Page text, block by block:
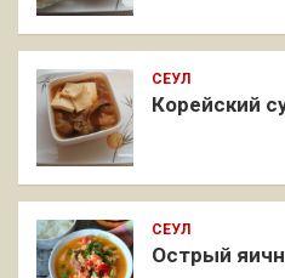
СЕУЛ
Корейский
СЕУЛ
Острый